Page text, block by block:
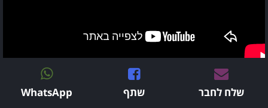
שלח לחבר שתף WhatsApp